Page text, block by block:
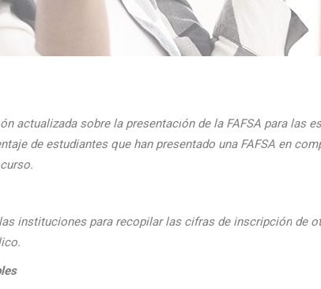
ón actualizada sobre la presentación de la FAFSA para las
de estudiantes que han presentado una FAFSA en
instituciones para recopilar las cifras de inscripción de